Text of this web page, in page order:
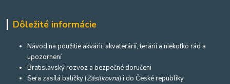
Dôležité informácie
Návod na použitie akvárií, akvaterárií, terárií a niekoľko rád a
upozornení
Bratislavský rozvoz a bezpečné doručeni
Sera zasílá balíčky (Zásilkovna) i do České republiky